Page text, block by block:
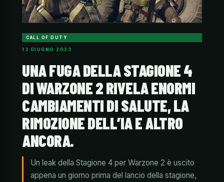
CALL OF DUTY
13 GIUGNO 2023
UNA FUGA DELLA STAGIONE 4
DI WARZONE 2 RIVELA ENORMI
CAMBIAMENTI DI SALUTE, LA
RIMOZIONE DELL’IA E ALTRO
ANCORA.
Un leak della Stagione 4 per Warzone 2 è uscito
appena un giorno prima del lancio della stagione,